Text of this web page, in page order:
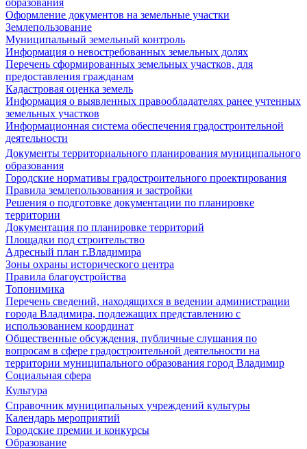
образования
Оформление документов на земельные участки
Землепользование
Муниципальный земельный контроль
Информация о невостребованных земельных долях
Перечень сформированных земельных участков, для
предоставления гражданам
Кадастровая оценка земель
Информация о выявленных правообладателях ранее учтенных
земельных участков
Информационная система обеспечения градостроительной
деятельности
Документы территориального планирования муниципального
образования
Городские нормативы градостроительного проектирования
Правила землепользования и застройки
Решения о подготовке документации по планировке
территории
Документация по планировке территорий
Площадки под строительство
Адресный план г.Владимира
Зоны охраны исторического центра
Правила благоустройства
Топонимика
Перечень сведений, находящихся в ведении администрации
города Владимира, подлежащих представлению с
использованием координат
Общественные обсуждения, публичные слушания по
вопросам в сфере градостроительной деятельности на
территории муниципального образования город Владимир
Социальная сфера
Культура
Справочник муниципальных учреждений культуры
Календарь мероприятий
Городские премии и конкурсы
Образование